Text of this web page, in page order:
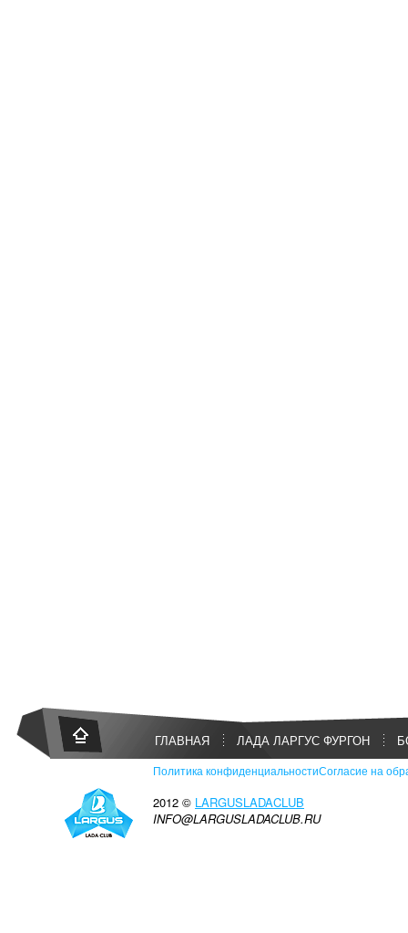
ГЛАВНАЯ ЛАДА ЛАРГУС ФУРГОН
Политика конфиденциальностиСогласие на
2012 © LARGUSLADACLUB
INFO@LARGUSLADACLUB.RU